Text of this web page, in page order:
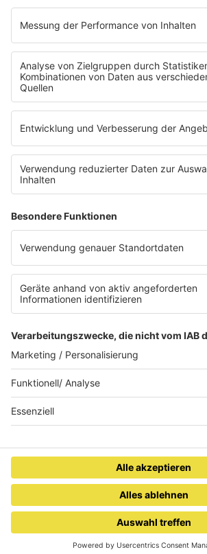
RADIO SALÜ
Saarlands bester Musikmix
INSIDE / B2B
B2B / Mediadaten
Empfang (DAB+, UKW, IP)
RADIO SALÜ Team
Alexa
App
WhatsApp-Kanal
Impressum
AGB
Datenschutzerklärung
Teilnahmebedingungen
Presse
Kontakt
WETTER
SAARLAND
DONNERSTAG
11-26°